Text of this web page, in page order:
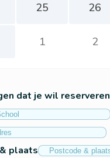
25 26
1 2
dat je wil reserveren
plaats